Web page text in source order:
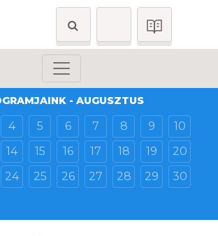
- AUGUSZTUS
4 5 6 7 8 9
10
14 15 16 17 18 19
20
24 25 26 27 28 29
30